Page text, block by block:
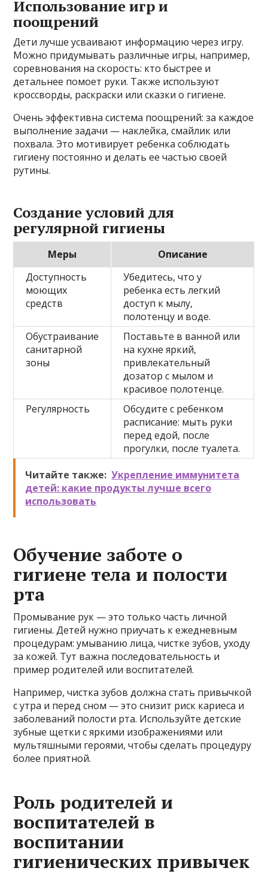
Использование игр и
поощрений
Дети лучше усваивают информацию через игру.
Можно придумывать различные игры, например,
соревнования на скорость: кто быстрее и
детальнее помоет руки. Также используют
кроссворды, раскраски или сказки о гигиене.
Очень эффективна система поощрений: за каждое
выполнение задачи — наклейка, смайлик или
похвала. Это мотивирует ребенка соблюдать
гигиену постоянно и делать ее частью своей
рутины.
Создание условий для
регулярной гигиены
Меры
Описание
Доступность
моющих
средств
Убедитесь, что у
ребенка есть легкий
доступ к мылу,
полотенцу и воде.
Обустраивание
санитарной
зоны
Поставьте в ванной или
на кухне яркий,
привлекательный
дозатор с мылом и
красивое полотенце.
Регулярность
Обсудите с ребенком
расписание: мыть руки
перед едой, после
прогулки, после туалета.
Читайте также: Укрепление иммунитета
детей: какие продукты лучше всего
использовать
Обучение заботе о
гигиене тела и полости
рта
Промывание рук — это только часть личной
гигиены. Детей нужно приучать к ежедневным
процедурам: умыванию лица, чистке зубов, уходу
за кожей. Тут важна последовательность и
пример родителей или воспитателей.
Например, чистка зубов должна стать привычкой
с утра и перед сном — это снизит риск кариеса и
заболеваний полости рта. Используйте детские
зубные щетки с яркими изображениями или
мультяшными героями, чтобы сделать процедуру
более приятной.
Роль родителей и
воспитателей в
воспитании
гигиенических привычек